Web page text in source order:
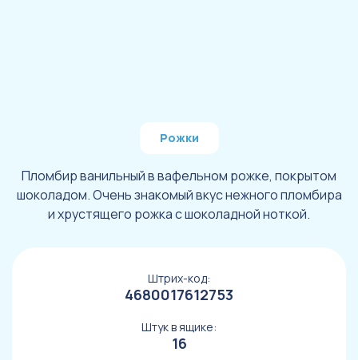
Рожки
Пломбир ванильный в вафельном рожке, покрытом
шоколадом. Очень знакомый вкус нежного пломбира
и хрустящего рожка с шоколадной ноткой.
Штрих-код:
4680017612753
Штук в ящике:
16